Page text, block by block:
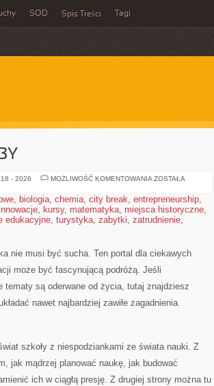
SOD Spis Treści Tagi
- 2026 MOŻLIWOŚĆ KOMENTOWANIA MATEMATYKA
ZOSTAŁA
, biologia, chemia, city break, entrepreneurship,
, kursy, matematyka, miejsca historyczne,
edukacyjne, turystyka, zabytki, zatrudnienie,
nie musi być sucha. Ten portal dla ciekawych
może być fascynującą podróżą. Jeśli
tematy są oderwane od życia, tutaj znajdziesz
nawet najbardziej zawiłe zagadnienia.
szkoły z niespodziankami ze świata nauki. Z
jak mądrzej planować naukę, jak budować
ich w ciągłą presję. Z drugiej strony można tu